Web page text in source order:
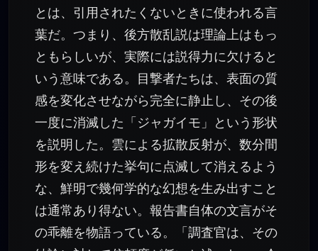
とは、引用されたくないときに使われる言
葉だ。つまり、後方散乱説は理論上はもっ
ともらしいが、実際には説得力に欠けると
いう意味である。目撃者たちは、表面の質
感を変化させながら完全に静止し、その後
一度に消滅した「ジャガイモ」という形状
を説明した。雲による拡散反射が、数分間
形を変え続けた挙句に点滅して消えるよう
な、鮮明で幾何学的な幻想を生み出すこと
は通常あり得ない。報告書自体の文言がそ
の乖離を物語っている。「調査官は、その